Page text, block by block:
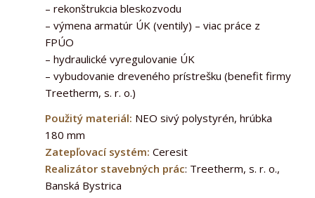
– rekonštrukcia bleskozvodu
– výmena armatúr ÚK (ventily) – viac práce z
FPÚO
– hydraulické vyregulovanie ÚK
– vybudovanie dreveného prístrešku (benefit firmy
Treetherm, s. r. o.)
Použitý materiál: NEO sivý polystyrén, hrúbka
180 mm
Zatepľovací systém: Ceresit
Realizátor stavebných prác: Treetherm, s. r. o.,
Banská Bystrica